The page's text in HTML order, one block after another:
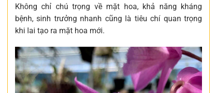
Không chỉ chú trọng về mặt hoa, khả năng kháng
bệnh, sinh trưởng nhanh cũng là tiêu chí quan trọng
khi lai tạo ra mặt hoa mới.